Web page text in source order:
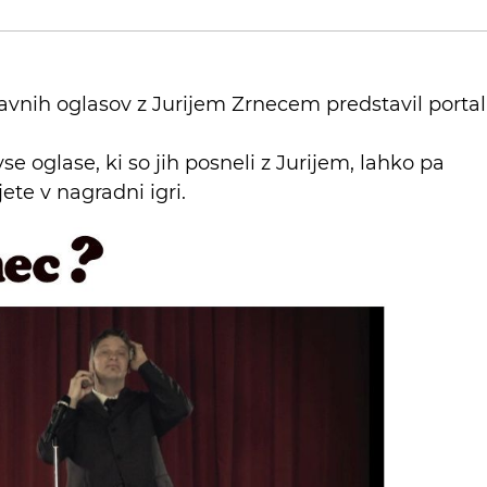
oglasov z Jurijem Zrnecem predstavil portal
oglase, ki so jih posneli z Jurijem, lahko pa
v nagradni igri.